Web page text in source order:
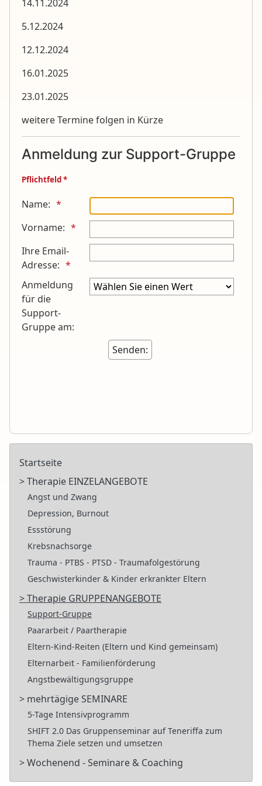
14.11.2024
5.12.2024
12.12.2024
16.01.2025
23.01.2025
weitere Termine folgen in Kürze
Anmeldung zur Support-Gruppe
Pflichtfeld *
Name:
Vorname:
Ihre Email-
Adresse:
Anmeldung
für die
Support-
Gruppe am:
Startseite
> Therapie EINZELANGEBOTE
Angst und Zwang
Depression, Burnout
Essstörung
Krebsnachsorge
Trauma - PTBS - PTSD - Traumafolgestörung
Geschwisterkinder & Kinder erkrankter Eltern
> Therapie GRUPPENANGEBOTE
Support-Gruppe
Paararbeit / Paartherapie
Eltern-Kind-Reiten (Eltern und Kind gemeinsam)
Elternarbeit - Familienförderung
Angstbewältigungsgruppe
> mehrtägige SEMINARE
5-Tage Intensivprogramm
SHIFT 2.0 Das Gruppenseminar auf Teneriffa zum
Thema Ziele setzen und umsetzen
> Wochenend - Seminare & Coaching